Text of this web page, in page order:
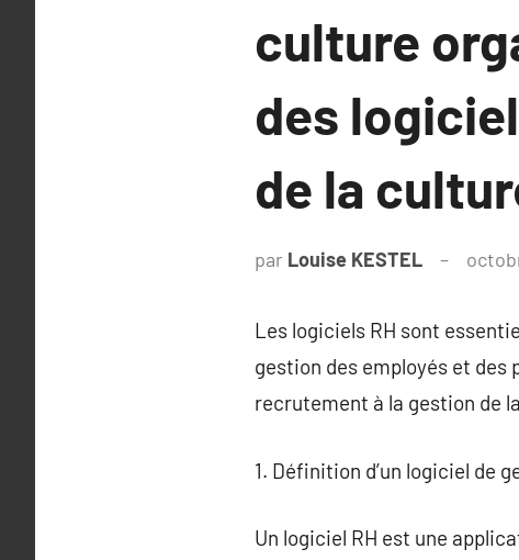
culture
des
de la
par Louise KESTEL
Les logiciels RH sont
gestion des employés et des
recrutement à la gestion de
1. Définition d’un logiciel de
Un logiciel RH est une